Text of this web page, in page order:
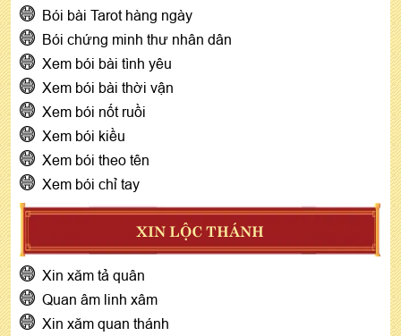
Bói bài Tarot hàng ngày
Bói chứng minh thư nhân dân
Xem bói bài tình yêu
Xem bói bài thời vận
Xem bói nốt ruồi
Xem bói kiều
Xem bói theo tên
Xem bói chỉ tay
XIN LỘC THÁNH
Xin xăm tả quân
Quan âm linh xâm
Xin xăm quan thánh